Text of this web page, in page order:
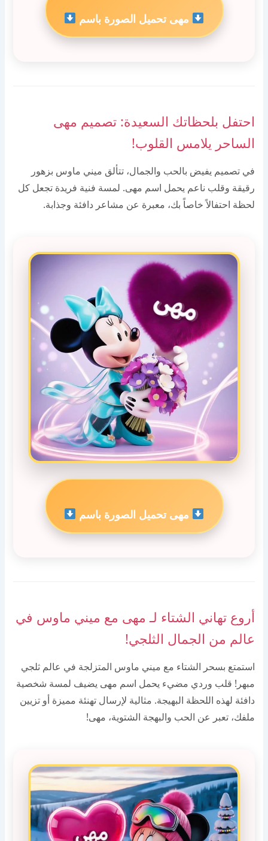
مهى تحميل الصورة باسم
احتفل بلحظاتك السعيدة: تصميم مهى
الساحر يلامس القلوب!
في تصميم يفيض بالحب والجمال، تتألق ميني ماوس بزهور
رقيقة وقلب ناعم يحمل اسم مهى. لمسة فنية فريدة تجعل كل
لحظة احتفالاً خاصاً بك، معبرة عن مشاعر دافئة وجذابة.
مهى تحميل الصورة باسم
أروع تهاني الشتاء لـ مهى مع ميني ماوس في
عالم من الجمال الثلجي!
استمتع بسحر الشتاء مع ميني ماوس المتزلجة في عالم ثلجي
مبهر! قلب وردي مضيء يحمل اسم مهى يضيف لمسة شخصية
دافئة لهذه اللحظة البهيجة. مثالية لإرسال تهنئة مميزة أو تزيين
ملفك، تعبر عن الحب والبهجة الشتوية، مهى!